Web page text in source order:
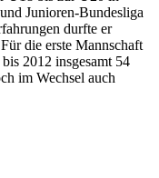
Junioren-Bundesliga
durfte er
die erste Mannschaft
2012 insgesamt 54
im Wechsel auch